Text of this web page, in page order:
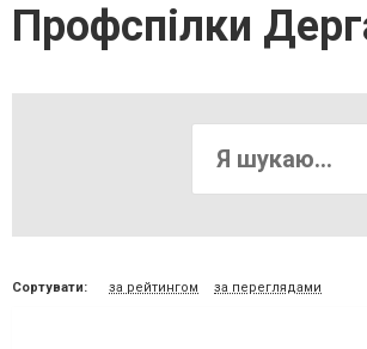
Профспілки
Сортувати: за рейтингом за переглядами